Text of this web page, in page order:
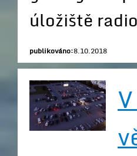
úložiště
publikováno:8.10.2018